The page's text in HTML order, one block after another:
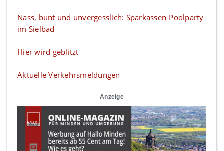
Nass, bunt und unvergesslich: Sparkassen-Poolparty
im Sielbad
Hier wird geblitzt
Aktuelle Verkehrsmeldungen
Anzeige